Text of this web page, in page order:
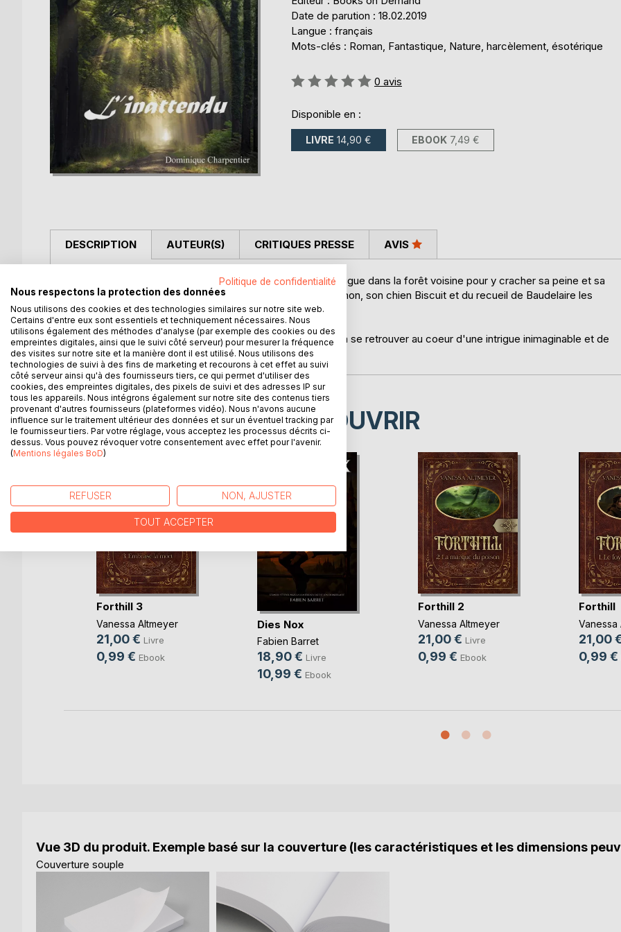
Date de parution : 18.02.2019
Langue : français
Mots-clés : Roman, Fantastique, Nature, harcèlement, ésotérique
Évaluation:
0 avis
Disponible en :
LIVRE 14,90 € EBOOK 7,49 €
DESCRIPTION
Suite à un harcèlement scolaire, une jeune adolescente fugue dans la forêt voisine pour y cracher sa peine et sa
souffrance. Elle est accompagnée de son fidèle compagnon, son chien Biscuit et du recueil de Baudelaire les
Fleurs du mal.
Elle stoppe sa course au pied d'un arbre majestueux et va se retrouver au coeur d'une intrigue inimaginable et de
magnifiques secrets.
AUTEUR(S) CRITIQUES PRESSE AVIS
D’AUTRES TITRES À DÉCOUVRIR
Forthill 3
Vanessa Altmeyer
21,00 € Livre
0,99 € Ebook
Dies Nox
Fabien Barret
18,90 € Livre
10,99 € Ebook
Forthill 2
Vanessa Altmeyer
21,00 € Livre
0,99 € Ebook
Forthill
Vanessa
21,00
0,99 €
Vue 3D du produit. Exemple basé sur la couverture (les caractéristiques et les dimensions
Couverture souple
Politique de confidentialité
Nous respectons la protection des données
Nous utilisons des cookies et des technologies similaires sur notre site web.
Certains d'entre eux sont essentiels et techniquement nécessaires. Nous
utilisons également des méthodes d'analyse (par exemple des cookies ou des
empreintes digitales, ainsi que le suivi côté serveur) pour mesurer la fréquence
des visites sur notre site et la manière dont il est utilisé. Nous utilisons des
technologies de suivi à des fins de marketing et recourons à cet effet au suivi
côté serveur ainsi qu'à des fournisseurs tiers, ce qui permet d'utiliser des
cookies, des empreintes digitales, des pixels de suivi et des adresses IP sur
tous les appareils. Nous intégrons également sur notre site des contenus tiers
provenant d'autres fournisseurs (plateformes vidéo). Nous n'avons aucune
influence sur le traitement ultérieur des données et sur un éventuel tracking par
le fournisseur tiers. Par votre réglage, vous acceptez les processus décrits ci-
dessus. Vous pouvez révoquer votre consentement avec effet pour l'avenir.
(Mentions légales BoD)
REFUSER NON, AJUSTER
TOUT ACCEPTER